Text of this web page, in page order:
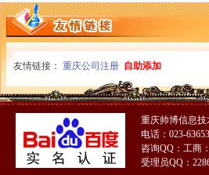
友情链接： 重庆公司注册 自助添加
重庆帅博信息
电话：023-
咨询QQ：工商
受理员QQ：